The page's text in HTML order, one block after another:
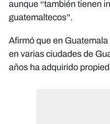
aunque “también tienen
guatemaltecos”.
Afirmó que en
en varias ciudades de
años ha adquirido